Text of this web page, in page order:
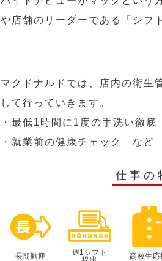
や店舗のリーダーである「シフ
マクドナルドでは、店内の衛生
して行っていきます。
・最低1時間に1度の手洗い徹底
・就業前の健康チェック など
仕事の
長期歓迎
週1シフト
高校生応